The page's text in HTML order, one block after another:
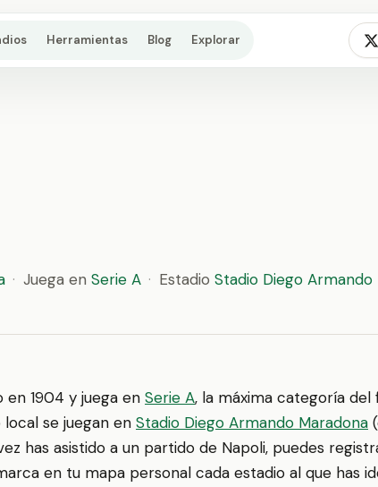
Herramientas Blog Explorar
· Juega en Serie A · Estadio Stadio Diego Armando
en 1904 y juega en Serie A, la máxima categoría del
se juegan en Stadio Diego Armando Maradona
has asistido a un partido de Napoli, puedes
en tu mapa personal cada estadio al que has